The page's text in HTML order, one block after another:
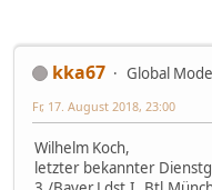
kka67
Global
Fr, 17. August 2018, 23:00
Wilhelm Koch,
letzter bekannter